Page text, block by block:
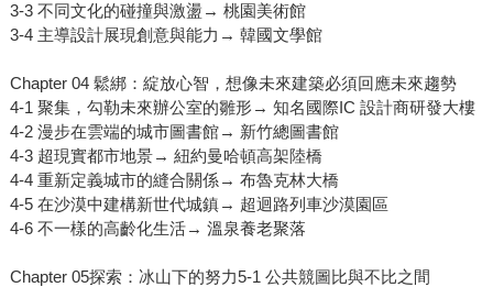
3-3 不同文化的碰撞與激盪→ 桃園美術館
3-4 主導設計展現創意與能力→ 韓國文學館
Chapter 04 鬆綁：綻放心智，想像未來建築必須回應未來趨勢
4-1 聚集，勾勒未來辦公室的雛形→ 知名國際IC 設計商研發大樓
4-2 漫步在雲端的城市圖書館→ 新竹總圖書館
4-3 超現實都市地景→ 紐約曼哈頓高架陸橋
4-4 重新定義城市的縫合關係→ 布魯克林大橋
4-5 在沙漠中建構新世代城鎮→ 超迴路列車沙漠園區
4-6 不一樣的高齡化生活→ 溫泉養老聚落
Chapter 05探索：冰山下的努力5-1 公共競圖比與不比之間